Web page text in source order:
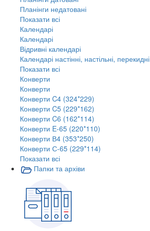
Планінги недатовані
Показати всі
Календарі
Календарі
Відривні календарі
Календарі настінні, настільні, перекидні
Показати всі
Конверти
Конверти
Конверти C4 (324*229)
Конверти C5 (229*162)
Конверти C6 (162*114)
Конверти E-65 (220*110)
Конверти В4 (353*250)
Конверти С-65 (229*114)
Показати всі
Папки та архіви